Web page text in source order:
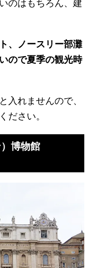
のはもちろん、建
、ノースリー部灘
ので夏季の観光時
入れませんので、
ださい。
）博物館